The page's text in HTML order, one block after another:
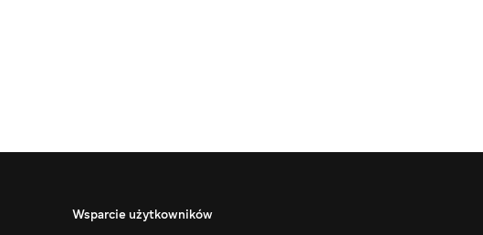
Wsparcie użytkowników